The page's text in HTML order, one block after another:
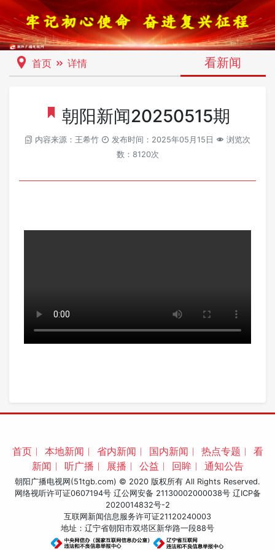
首页 详情 看新闻
朝阳新闻20250515期
内容来源：王希竹 发布时间：2025年05月15日
浏览次
数：8120次
首页︱ 本地新闻 ︱ 省内新闻 ︱ 国内新闻 ︱ 热点专题 ︱ 看
新闻 ︱ 听广播 ︱ 展播 ︱ 公益 ︱ 回眸︱ 通知公告
朝阳广播电视网(51tgb.com) © 2020 版权所有 All Rights Reserved.
网络视听许可证0607194号 辽公网安备 21130002000038号 辽ICP备
2020014832号-2
互联网新闻信息服务许可证21120240003
地址：辽宁省朝阳市双塔区新华路一段88号